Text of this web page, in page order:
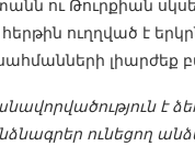
ու Թուրքիան
ուղղված է
լիարժեք
է
ունեցող